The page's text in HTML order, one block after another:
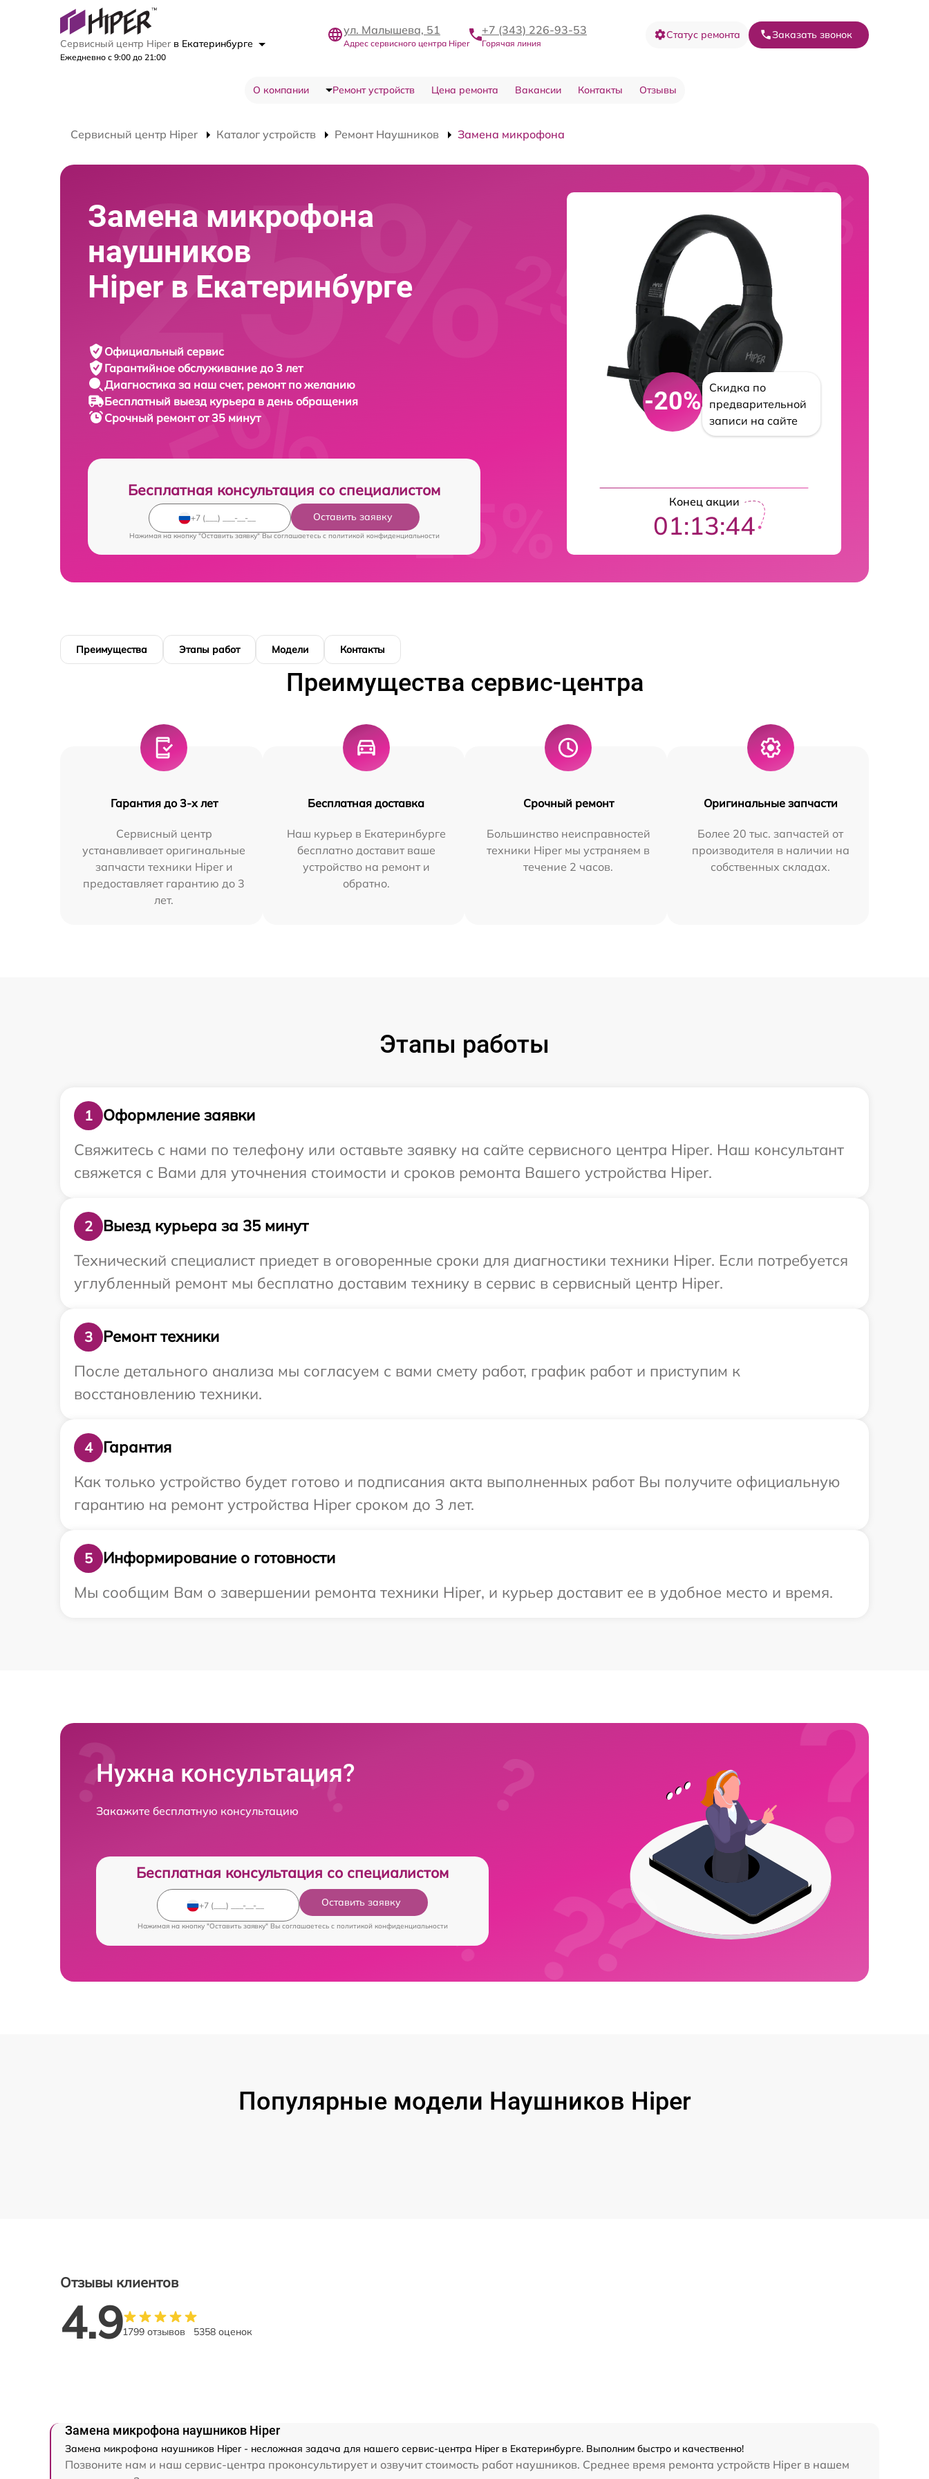
Сервисный центр Hiper в Екатеринбурге
Ежедневно с 9:00 до 21:00
ул. Малышева, 51
Адрес сервисного центра Hiper
+7 (343) 226-93-53
Горячая линия
Статус ремонта Заказать звонок
О компании Ремонт устройств Цена ремонта Вакансии Контакты Отзывы
Сервисный центр Hiper Каталог устройств Ремонт Наушников Замена микрофона
Замена микрофона
наушников
Hiper в Екатеринбурге
Официальный сервис
Гарантийное обслуживание до 3 лет
Диагностика за наш счет, ремонт по желанию
Бесплатный выезд курьера в день обращения
Срочный ремонтот 35 минут
Бесплатная консультация со специалистом
Оставить заявку
Нажимая на кнопку "Оставить заявку" Вы соглашаетесь c политикой конфиденциальности
-20%
Скидка по
предварительной
записи на сайте
Конец акции
01:13:43
Преимущества Этапы работ Модели Контакты
Преимущества сервис-центра
Гарантия до 3-х лет
Сервисный центр
устанавливает оригинальные
запчасти техники Hiper и
предоставляет гарантию до 3
лет.
Бесплатная доставка
Наш курьер в Екатеринбурге
бесплатно доставит ваше
устройство на ремонт и
обратно.
Срочный ремонт
Большинство неисправностей
техники Hiper мы устраняем в
течение 2 часов.
Оригинальные запчасти
Более 20 тыс. запчастей от
производителя в наличии на
собственных складах.
Этапы работы
1
Оформление заявки
Свяжитесь с нами по телефону или оставьте заявку на сайте сервисного центра Hiper. Наш консультант
свяжется с Вами для уточнения стоимости и сроков ремонта Вашего устройства Hiper.
2
Выезд курьера за 35 минут
Технический специалист приедет в оговоренные сроки для диагностики техники Hiper. Если потребуется
углубленный ремонт мы бесплатно доставим технику в сервис в сервисный центр Hiper.
3
Ремонт техники
После детального анализа мы согласуем с вами смету работ, график работ и приступим к
восстановлению техники.
4
Гарантия
Как только устройство будет готово и подписания акта выполненных работ Вы получите официальную
гарантию на ремонт устройства Hiper сроком до 3 лет.
5
Информирование о готовности
Мы сообщим Вам о завершении ремонта техники Hiper, и курьер доставит ее в удобное место и время.
Нужна консультация?
Закажите бесплатную консультацию
Бесплатная консультация со специалистом
Оставить заявку
Нажимая на кнопку "Оставить заявку" Вы соглашаетесь c политикой конфиденциальности
Популярные модели Наушников Hiper
Отзывы клиентов
4.91799 отзывов 5358 оценок
Замена микрофона наушников Hiper
Замена микрофона наушников Hiper - несложная задача для нашего сервис-центра Hiper в Екатеринбурге. Выполним быстро и качественно!
Позвоните нам и наш сервис-центра проконсультирует и озвучит стоимость работ наушников. Среднее время ремонта устройств Hiper в нашем